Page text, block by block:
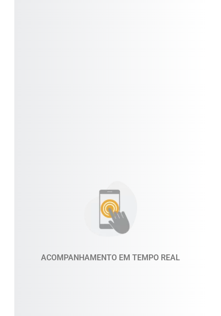
ACOMPANHAMENTO EM TEMPO REAL
Acompanhe todos os pedidos da sua loja em tempo
real e tenha maior controle sobre as vendas.